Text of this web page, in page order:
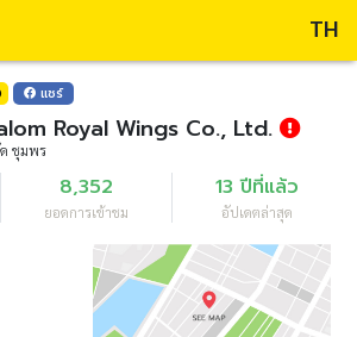
TH
แชร์
Royal Wings Co., Ltd.
ชุมพร
8,352
ยอดการเข้าชม
13 ปีที่แล้ว
อัปเดตล่าสุด